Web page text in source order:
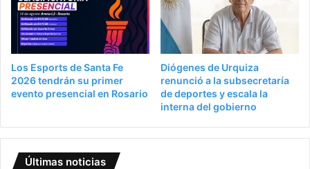
Los Esports de Santa Fe
2026 tendrán su primer
evento presencial en Rosario
Diógenes de Urquiza
renunció a la subsecretaría
de deportes y escala la
interna del gobierno
Últimas noticias